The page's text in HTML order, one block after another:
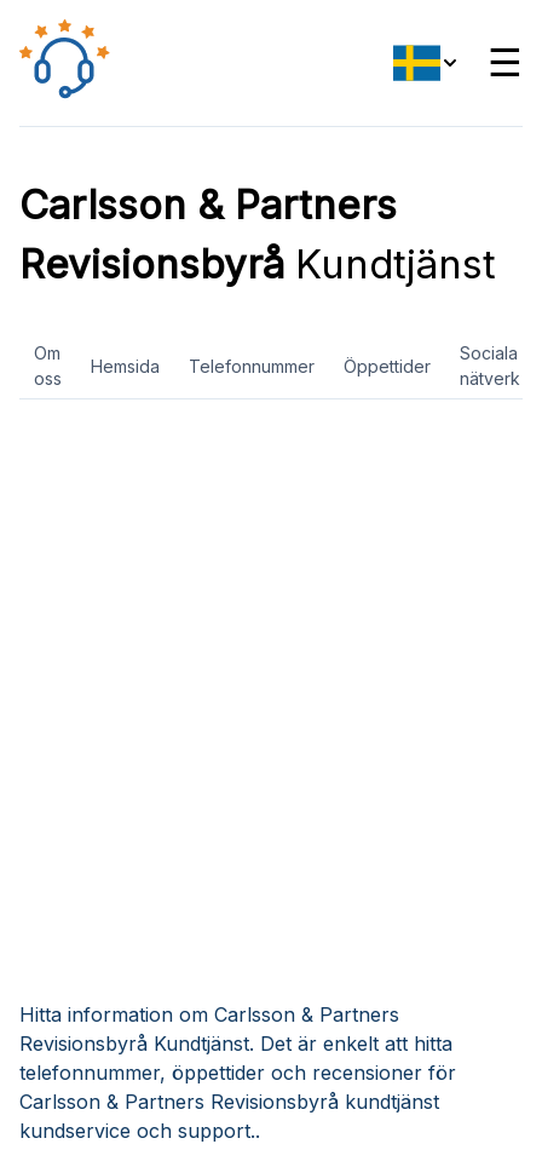
☰
Carlsson & Partners
Revisionsbyrå Kundtjänst
Om
oss
Hemsida Telefonnummer Öppettider
Sociala
nätverk
Hitta information om Carlsson & Partners
Revisionsbyrå Kundtjänst. Det är enkelt att hitta
telefonnummer, öppettider och recensioner för
Carlsson & Partners Revisionsbyrå kundtjänst
kundservice och support..